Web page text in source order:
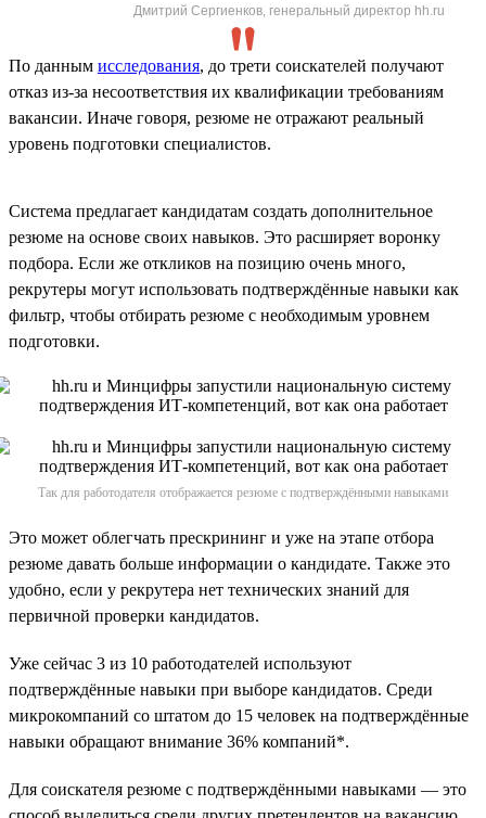
Дмитрий Сергиенков, генеральный директор hh.ru
По данным исследования, до трети соискателей получают
отказ из-за несоответствия их квалификации требованиям
вакансии. Иначе говоря, резюме не отражают реальный
уровень подготовки специалистов.
Система предлагает кандидатам создать дополнительное
резюме на основе своих навыков. Это расширяет воронку
подбора. Если же откликов на позицию очень много,
рекрутеры могут использовать подтверждённые навыки как
фильтр, чтобы отбирать резюме с необходимым уровнем
подготовки.
Так для работодателя отображается резюме с подтверждёнными навыками
Это может облегчать прескрининг и уже на этапе отбора
резюме давать больше информации о кандидате. Также это
удобно, если у рекрутера нет технических знаний для
первичной проверки кандидатов.
Уже сейчас 3 из 10 работодателей используют
подтверждённые навыки при выборе кандидатов. Среди
микрокомпаний со штатом до 15 человек на подтверждённые
навыки обращают внимание 36% компаний*.
Для соискателя резюме с подтверждёнными навыками — это